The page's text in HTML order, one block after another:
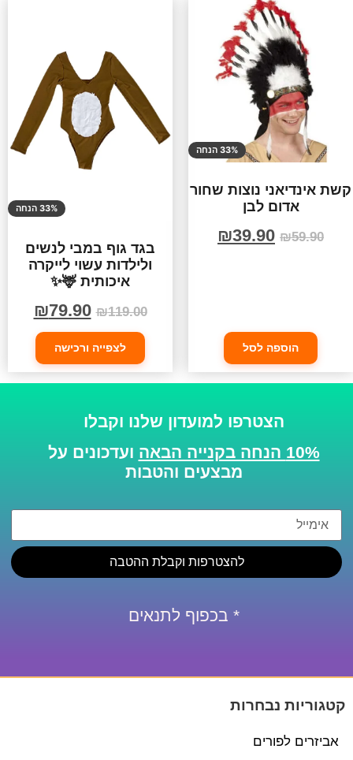
33% הנחה
קשת אינדיאני נוצות שחור
אדום לבן
₪59.90
₪39.90
הוספה לסל
33% הנחה
בגד גוף במבי לנשים
ולילדות עשוי לייקרה
איכותית 🦌✨
₪119.00
₪79.90
לצפייה ורכישה
הצטרפו למועדון שלנו וקבלו
10% הנחה בקנייה הבאה
ועדכונים על
מבצעים והטבות
להצטרפות וקבלת ההטבה
* בכפוף לתנאים
קטגוריות נבחרות
אביזרים לפורים